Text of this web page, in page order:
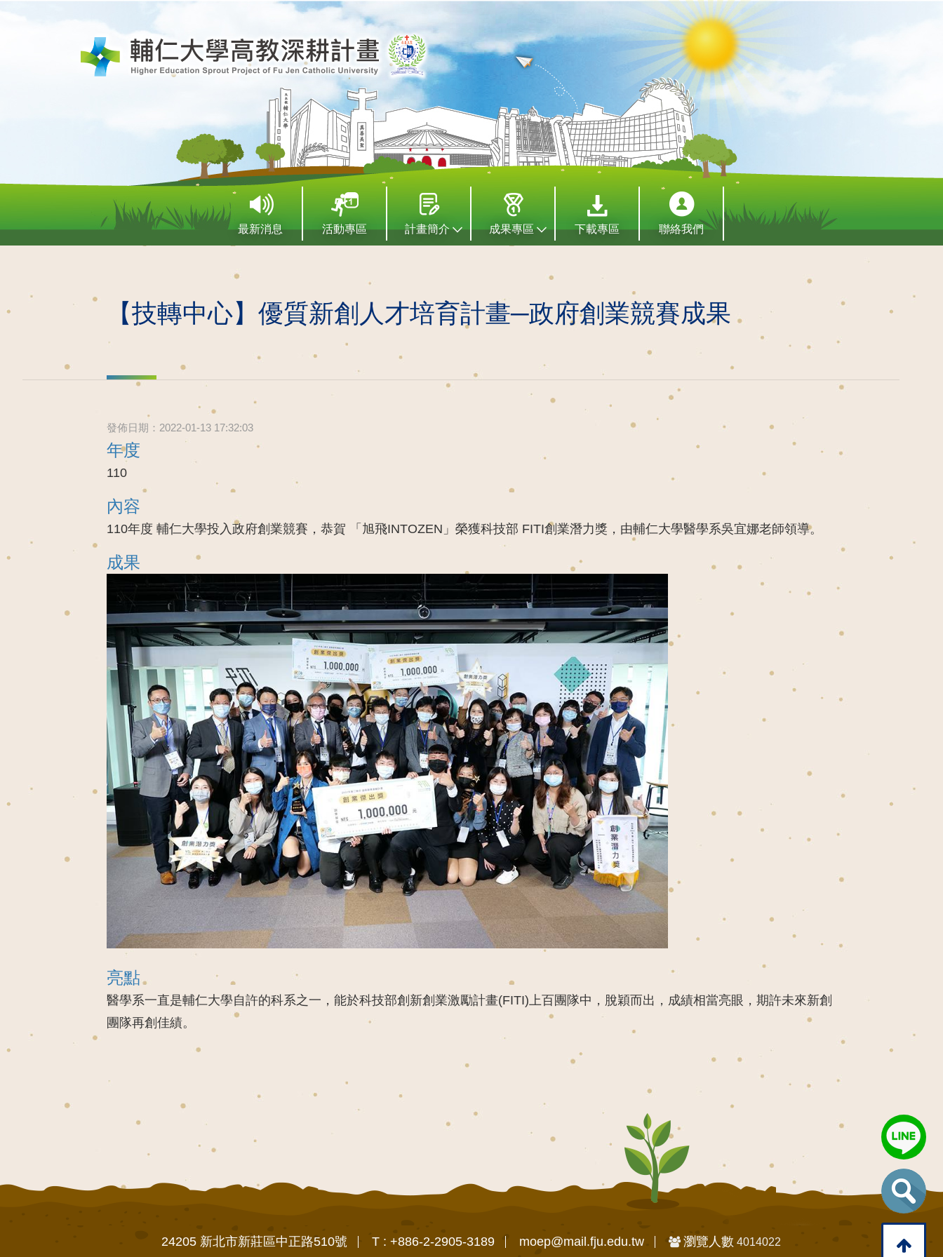
最新消息 活動專區 計畫簡介 成果專區 下載專區 聯絡我們
【技轉中心】優質新創人才培育計畫─政府創業競賽成果
發佈日期：2022-01-13 17:32:03
年度
110
內容
110年度 輔仁大學投入政府創業競賽，恭賀 「旭飛INTOZEN」榮獲科技部 FITI創業潛力獎，由輔仁大學醫學系吳宜娜老師領導。
成果
亮點
醫學系一直是輔仁大學自許的科系之一，能於科技部創新創業激勵計畫(FITI)上百團隊中，脫穎而出，成績相當亮眼，期許未來新創
團隊再創佳績。
24205 新北市新莊區中正路510號 T : +886-2-2905-3189 moep@mail.fju.edu.tw 瀏覽人數 4014022